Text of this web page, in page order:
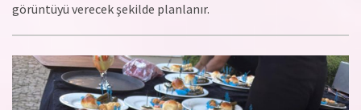
görüntüyü verecek şekilde planlanır.